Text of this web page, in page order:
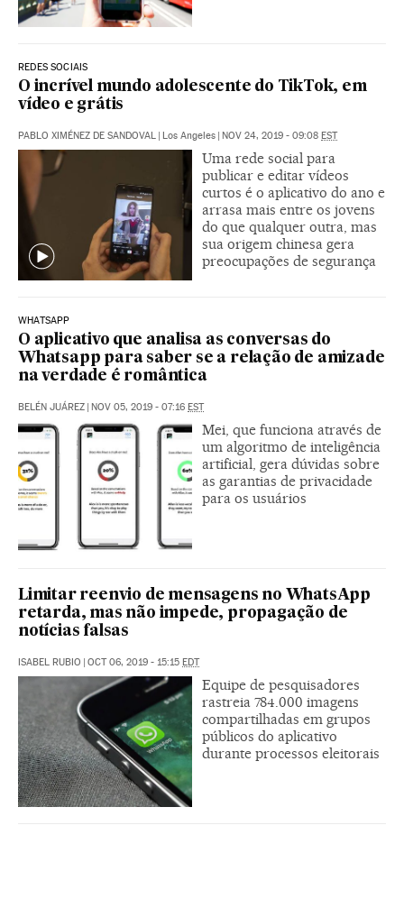
REDES SOCIAIS
O incrível mundo adolescente do TikTok, em
vídeo e grátis
PABLO XIMÉNEZ DE SANDOVAL | Los Angeles | NOV 24, 2019 - 09:08 EST
Uma rede social para
publicar e editar vídeos
curtos é o aplicativo do ano e
arrasa mais entre os jovens
do que qualquer outra, mas
sua origem chinesa gera
preocupações de segurança
WHATSAPP
O aplicativo que analisa as conversas do
Whatsapp para saber se a relação de amizade
na verdade é romântica
BELÉN JUÁREZ | NOV 05, 2019 - 07:16 EST
Mei, que funciona através de
um algoritmo de inteligência
artificial, gera dúvidas sobre
as garantias de privacidade
para os usuários
Limitar reenvio de mensagens no WhatsApp
retarda, mas não impede, propagação de
notícias falsas
ISABEL RUBIO | OCT 06, 2019 - 15:15 EDT
Equipe de pesquisadores
rastreia 784.000 imagens
compartilhadas em grupos
públicos do aplicativo
durante processos eleitorais